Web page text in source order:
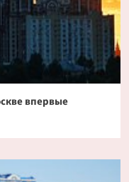
впервые